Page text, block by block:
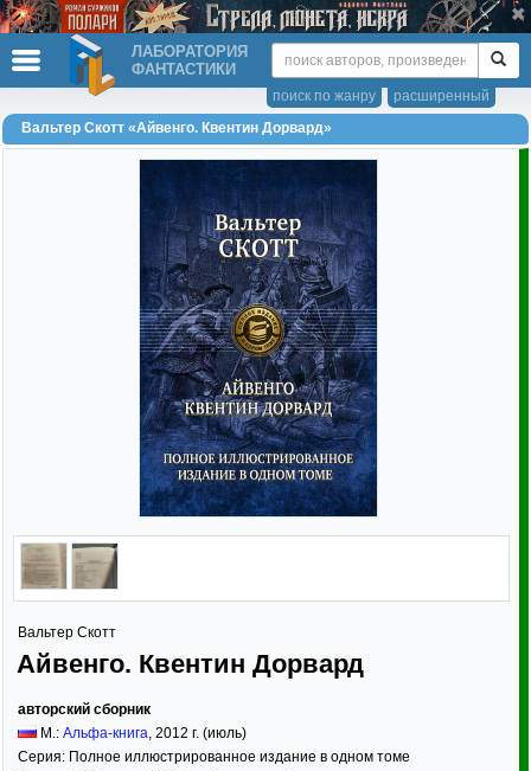
ЛАБОРАТОРИЯ
ФАНТАСТИКИ
расширенный
поиск по жанру
Вальтер Скотт «Айвенго. Квентин Дорвард»
Вальтер Скотт
Айвенго. Квентин Дорвард
авторский сборник
М.: Альфа-книга, 2012 г. (июль)
Серия: Полное иллюстрированное издание в одном томе